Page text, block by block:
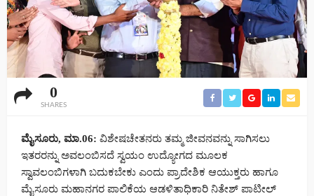
0
SHARES
ಮೈಸೂರು, ಮಾ.06: ವಿಶೇಷಚೇತನರು ತಮ್ಮ ಜೀವನವನ್ನು ಸಾಗಿಸಲು
ಇತರರನ್ನು ಅವಲಂಬಿಸದೆ ಸ್ವಯಂ ಉದ್ಯೋಗದ ಮೂಲಕ
ಸ್ವಾವಲಂಬಿಗಳಾಗಿ ಬದುಕಬೇಕು ಎಂದು ಪ್ರಾದೇಶಿಕ ಆಯುಕ್ತರು ಹಾಗೂ
ಮೈಸೂರು ಮಹಾನಗರ ಪಾಲಿಕೆಯ ಆಡಳಿತಾಧಿಕಾರಿ ನಿತೇಶ್ ಪಾಟೀಲ್